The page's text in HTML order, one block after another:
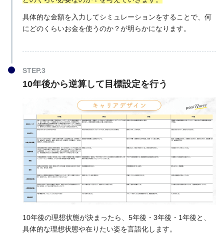
具体的な金額を入力してシミュレーションをすることで、何
にどのくらいお金を使うのか？が明らかになります。
10年後から逆算して目標設定を行う
10年後の理想状態が決まったら、5年後・3年後・1年後と、
具体的な理想状態や在りたい姿を言語化します。